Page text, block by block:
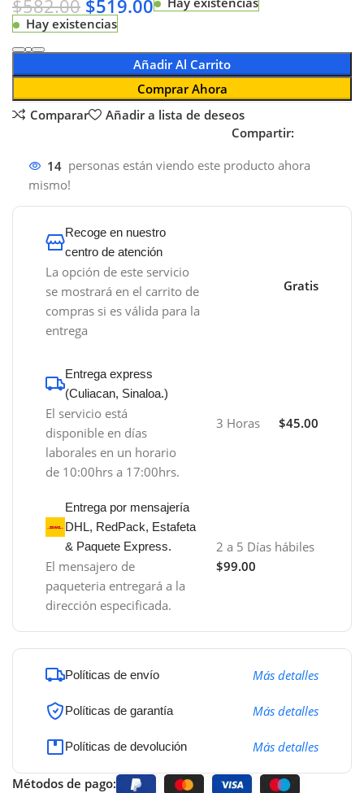
$582.00 $519.00
Hay existencias
Añadir Al Carrito
Comprar Ahora
Comparar
Añadir a lista de deseos
Compartir:
14 personas están viendo este producto ahora
mismo!
Recoge en nuestro
centro de atención
La opción de este servicio
se mostrará en el carrito de
compras si es válida para la
entrega
Gratis
Entrega express
(Culiacan, Sinaloa.)
El servicio está
disponible en días
laborales en un horario
de 10:00hrs a 17:00hrs.
3 Horas $45.00
Entrega por mensajería
DHL, RedPack, Estafeta
& Paquete Express.
El mensajero de
paqueteria entregará a la
dirección especificada.
2 a 5 Días hábiles
$99.00
Políticas de envío Más detalles
Políticas de garantía Más detalles
Políticas de devolución Más detalles
Métodos de pago: